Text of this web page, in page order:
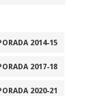
2014-15
2017-18
2020-21